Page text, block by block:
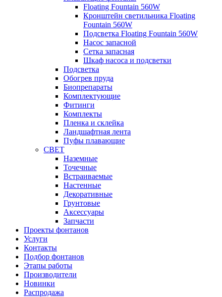
Floating Fountain 560W
Кронштейн светильника Floating
Fountain 560W
Подсветка Floating Fountain 560W
Насос запасной
Сетка запасная
Шкаф насоса и подсветки
Подсветка
Обогрев пруда
Биопрепараты
Комплектующие
Фитинги
Комплекты
Пленка и склейка
Ландшафтная лента
Пуфы плавающие
СВЕТ
Наземные
Точечные
Встраиваемые
Настенные
Декоративные
Грунтовые
Аксессуары
Запчасти
Проекты фонтанов
Услуги
Контакты
Подбор фонтанов
Этапы работы
Производители
Новинки
Распродажа